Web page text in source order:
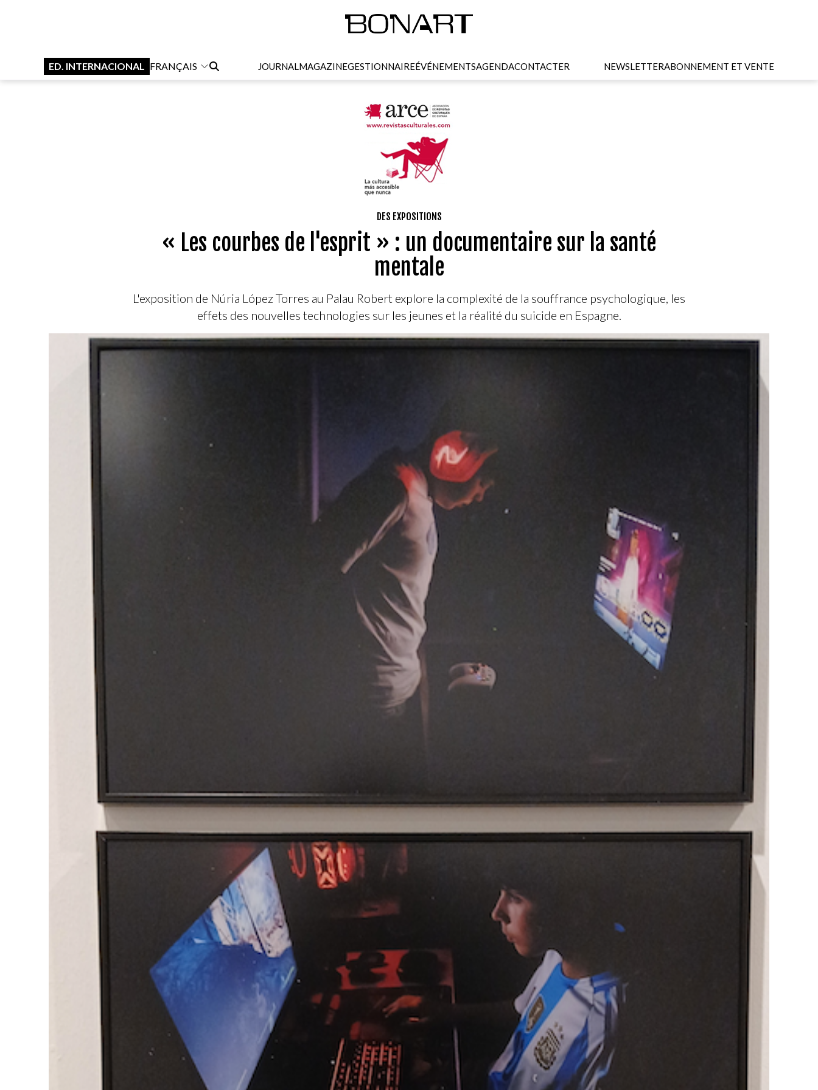
ED. INTERNACIONAL FRANÇAIS JOURNALMAGAZINEGESTIONNAIREÉVÉNEMENTSAGENDACONTACTER NEWSLETTERABONNEMENT ET VENTE
DES EXPOSITIONS
« Les courbes de l'esprit » : un documentaire sur la santé
mentale
L'exposition de Núria López Torres au Palau Robert explore la complexité de la souffrance psychologique, les
effets des nouvelles technologies sur les jeunes et la réalité du suicide en Espagne.